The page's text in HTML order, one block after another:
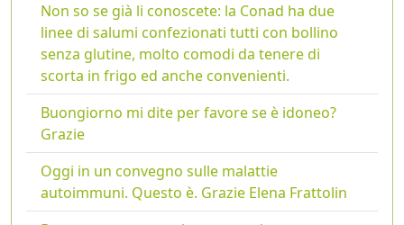
Non so se già li conoscete: la Conad ha due
linee di salumi confezionati tutti con bollino
senza glutine, molto comodi da tenere di
scorta in frigo ed anche convenienti.
Buongiorno mi dite per favore se è idoneo?
Grazie
Oggi in un convegno sulle malattie
autoimmuni. Questo è. Grazie Elena Frattolin